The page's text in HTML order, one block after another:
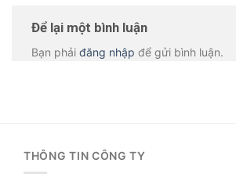
Để lại một bình luận
Bạn phải đăng nhập để gửi bình luận.
THÔNG TIN CÔNG TY